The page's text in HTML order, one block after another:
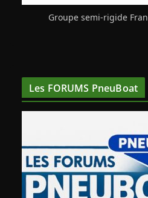
Groupe semi-rigide
Les FORUMS PneuBoat